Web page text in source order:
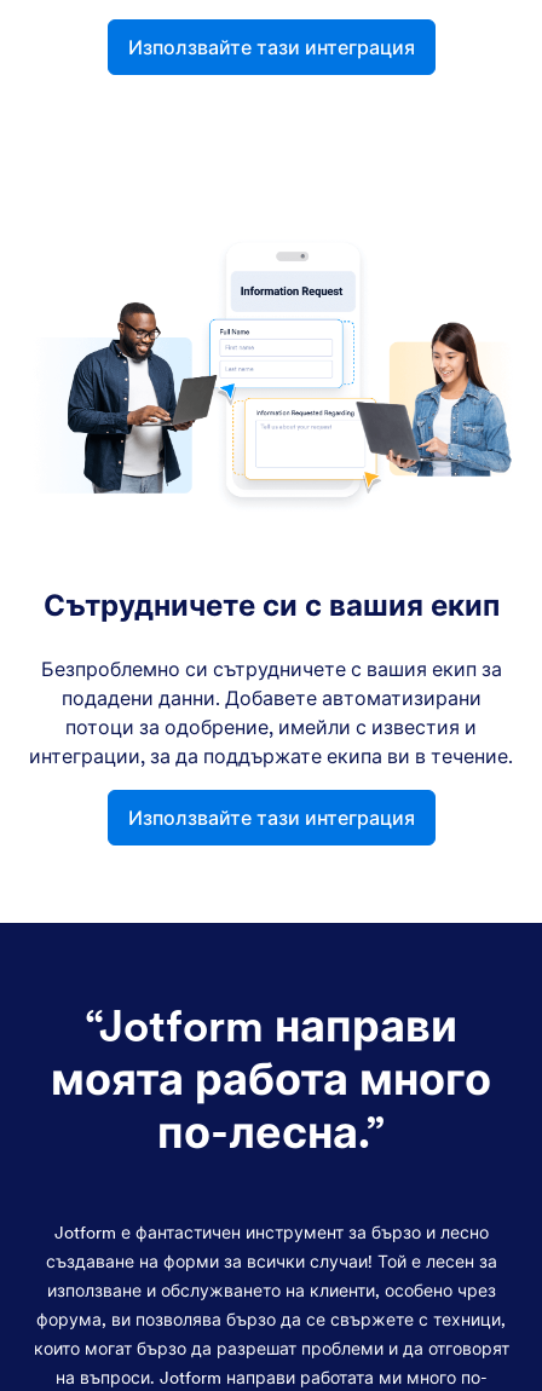
Използвайте тази интеграция
Сътрудничете си с вашия екип
Безпроблемно си сътрудничете с вашия екип за
подадени данни. Добавете автоматизирани
потоци за одобрение, имейли с известия и
интеграции, за да поддържате екипа ви в течение.
Използвайте тази интеграция
“Jotform направи
моята работа много
по-лесна.”
Jotform е фантастичен инструмент за бързо и лесно
създаване на форми за всички случаи! Той е лесен за
използване и обслужването на клиенти, особено чрез
форума, ви позволява бързо да се свържете с техници,
които могат бързо да разрешат проблеми и да отговорят
на въпроси. Jotform направи работата ми много по-